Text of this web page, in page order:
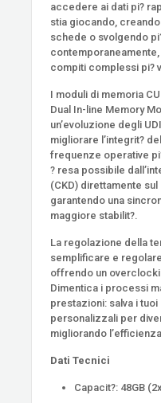
accedere ai dati pi?
stia giocando,
schede o svolgendo
compiti complessi pi?
I moduli di memoria
Dual In-line Memory
un’evoluzione degli
migliorare l’integrit?
frequenze operative
? resa possibile
(CKD) direttamente
garantendo una
maggiore stabilit?.
La regolazione della
semplificare e
offrendo un
Dimentica i processi
prestazioni: salva i
personalizzali per
migliorando
Dati Tecnici
Capacit?: 48GB